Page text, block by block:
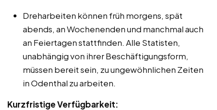
Dreharbeiten können früh morgens, spät
abends, an Wochenenden und manchmal auch
an Feiertagen stattfinden. Alle Statisten,
unabhängig von ihrer Beschäftigungsform,
müssen bereit sein, zu ungewöhnlichen Zeiten
in Odenthal zu arbeiten.
Kurzfristige Verfügbarkeit: